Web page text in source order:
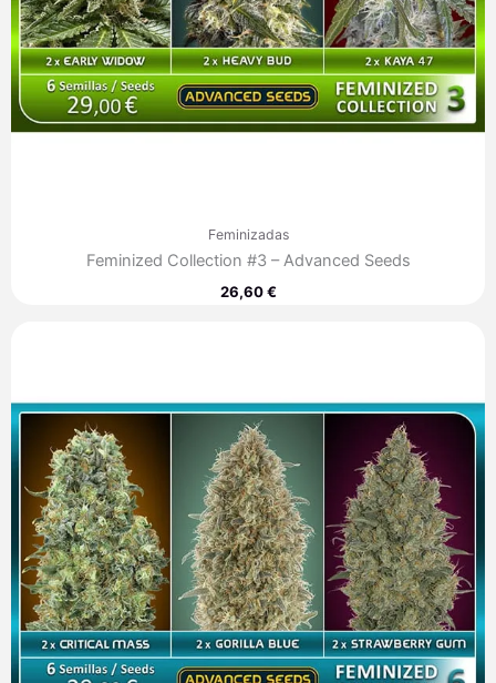
Feminizadas
Feminized Collection #3 – Advanced Seeds
26,60€